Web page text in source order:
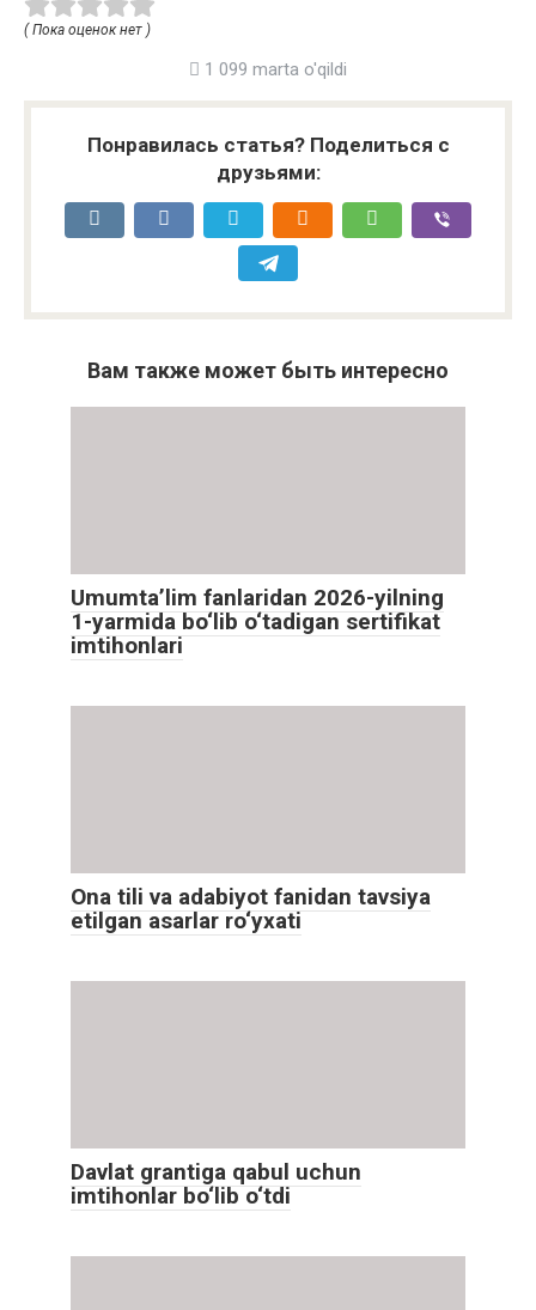
( Пока оценок нет )
1 099 marta o'qildi
Понравилась статья? Поделиться с
друзьями:
Вам также может быть интересно
Umumta’lim fanlaridan 2026-yilning
1-yarmida bo‘lib o‘tadigan sertifikat
imtihonlari
Ona tili va adabiyot fanidan tavsiya
etilgan asarlar ro‘yxati
Davlat grantiga qabul uchun
imtihonlar bo‘lib o‘tdi